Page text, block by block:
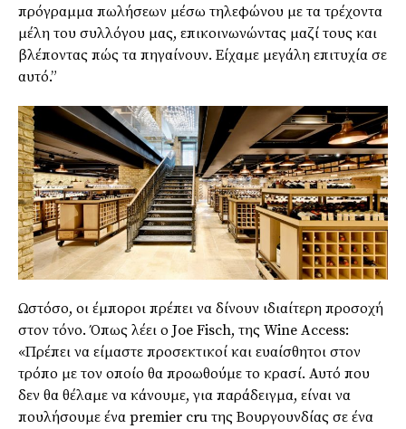
πρόγραμμα πωλήσεων μέσω τηλεφώνου με τα τρέχοντα
μέλη του συλλόγου μας, επικοινωνώντας μαζί τους και
βλέποντας πώς τα πηγαίνουν. Είχαμε μεγάλη επιτυχία σε
αυτό.”
Ωστόσο, οι έμποροι πρέπει να δίνουν ιδιαίτερη προσοχή
στον τόνο. Όπως λέει ο Joe Fisch, της Wine Access:
«Πρέπει να είμαστε προσεκτικοί και ευαίσθητοι στον
τρόπο με τον οποίο θα προωθούμε το κρασί. Αυτό που
δεν θα θέλαμε να κάνουμε, για παράδειγμα, είναι να
πουλήσουμε ένα premier cru της Βουργουνδίας σε ένα